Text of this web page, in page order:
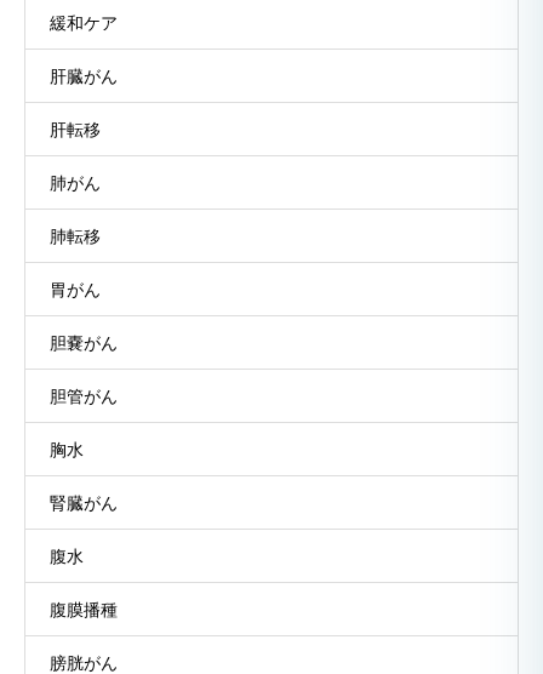
緩和ケア
肝臓がん
肝転移
肺がん
肺転移
胃がん
胆嚢がん
胆管がん
胸水
腎臓がん
腹水
腹膜播種
膀胱がん